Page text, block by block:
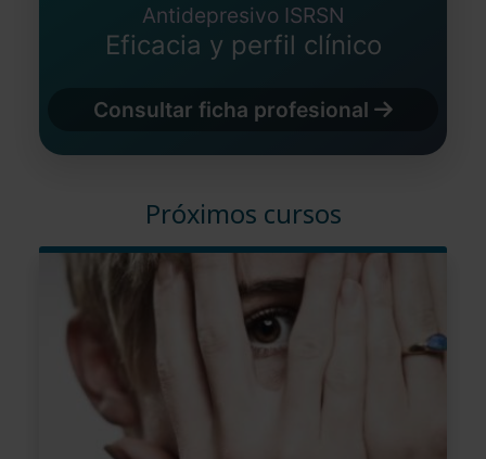
Antidepresivo ISRSN
Eficacia y perfil clínico
Consultar ficha profesional
Próximos cursos